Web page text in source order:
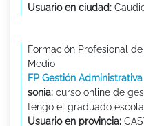
Usuario en ciudad:
Formación Profesional
Medio
FP Gestión Administrativa
sonia: curso online de
tengo el graduado
Usuario en provincia: